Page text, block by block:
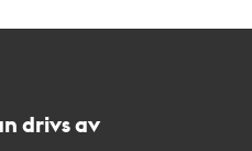
drivs av